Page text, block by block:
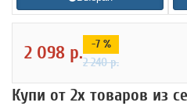
2 098 р. -7 %
2 240р.
Купи от 2х товаров из